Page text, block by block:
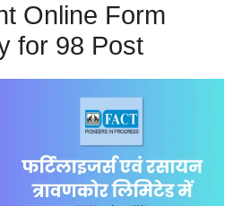
Online Form
for 98 Post